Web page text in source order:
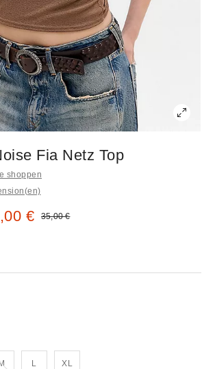
Fia Netz Top
shoppen
€ Original Preis:
35,00 €
Ausverkauft!
L XL